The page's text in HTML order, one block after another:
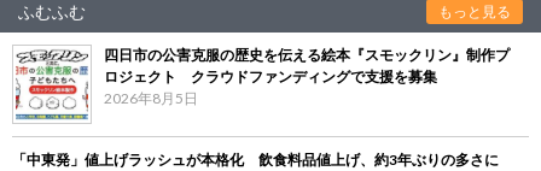
ふむふむ もっと見る
四日市の公害克服の歴史を伝える絵本『スモックリン』制作プ
ロジェクト クラウドファンディングで支援を募集
2026年8月5日
「中東発」値上げラッシュが本格化 飲食料品値上げ、約3年ぶりの多さに